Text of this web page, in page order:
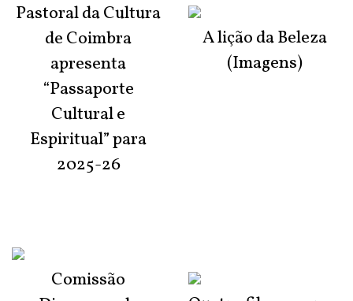
Pastoral da Cultura
de Coimbra
apresenta
“Passaporte
Cultural e
Espiritual” para
2025-26
Comissão
A lição da Beleza
(Imagens)